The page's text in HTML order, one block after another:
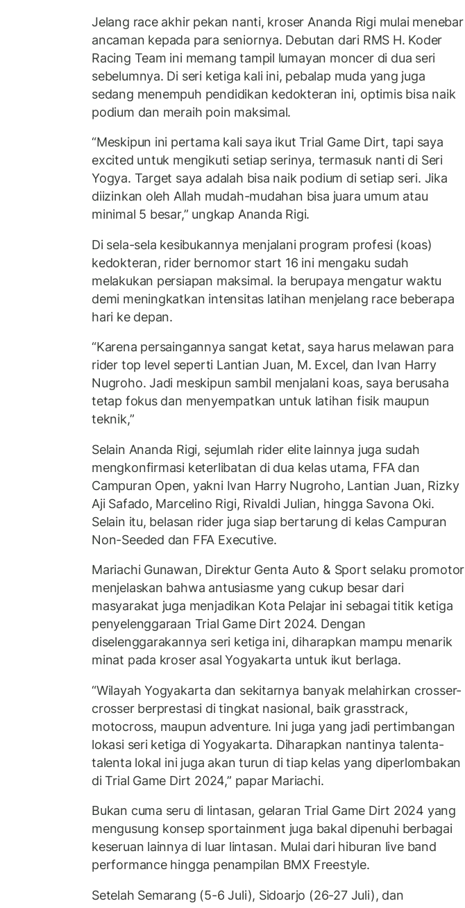
Jelang race akhir pekan nanti, kroser Ananda Rigi mulai menebar
ancaman kepada para seniornya. Debutan dari RMS H. Koder
Racing Team ini memang tampil lumayan moncer di dua seri
sebelumnya. Di seri ketiga kali ini, pebalap muda yang juga
sedang menempuh pendidikan kedokteran ini, optimis bisa naik
podium dan meraih poin maksimal.
“Meskipun ini pertama kali saya ikut Trial Game Dirt, tapi saya
excited untuk mengikuti setiap serinya, termasuk nanti di Seri
Yogya. Target saya adalah bisa naik podium di setiap seri. Jika
diizinkan oleh Allah mudah-mudahan bisa juara umum atau
minimal 5 besar,” ungkap Ananda Rigi.
Di sela-sela kesibukannya menjalani program profesi (koas)
kedokteran, rider bernomor start 16 ini mengaku sudah
melakukan persiapan maksimal. Ia berupaya mengatur waktu
demi meningkatkan intensitas latihan menjelang race beberapa
hari ke depan.
“Karena persaingannya sangat ketat, saya harus melawan para
rider top level seperti Lantian Juan, M. Excel, dan Ivan Harry
Nugroho. Jadi meskipun sambil menjalani koas, saya berusaha
tetap fokus dan menyempatkan untuk latihan fisik maupun
teknik,”
Selain Ananda Rigi, sejumlah rider elite lainnya juga sudah
mengkonfirmasi keterlibatan di dua kelas utama, FFA dan
Campuran Open, yakni Ivan Harry Nugroho, Lantian Juan, Rizky
Aji Safado, Marcelino Rigi, Rivaldi Julian, hingga Savona Oki.
Selain itu, belasan rider juga siap bertarung di kelas Campuran
Non-Seeded dan FFA Executive.
Mariachi Gunawan, Direktur Genta Auto & Sport selaku promotor
menjelaskan bahwa antusiasme yang cukup besar dari
masyarakat juga menjadikan Kota Pelajar ini sebagai titik ketiga
penyelenggaraan Trial Game Dirt 2024. Dengan
diselenggarakannya seri ketiga ini, diharapkan mampu menarik
minat pada kroser asal Yogyakarta untuk ikut berlaga.
“Wilayah Yogyakarta dan sekitarnya banyak melahirkan crosser-
crosser berprestasi di tingkat nasional, baik grasstrack,
motocross, maupun adventure. Ini juga yang jadi pertimbangan
lokasi seri ketiga di Yogyakarta. Diharapkan nantinya talenta-
talenta lokal ini juga akan turun di tiap kelas yang diperlombakan
di Trial Game Dirt 2024,” papar Mariachi.
Bukan cuma seru di lintasan, gelaran Trial Game Dirt 2024 yang
mengusung konsep sportainment juga bakal dipenuhi berbagai
keseruan lainnya di luar lintasan. Mulai dari hiburan live band
performance hingga penampilan BMX Freestyle.
Setelah Semarang (5-6 Juli), Sidoarjo (26-27 Juli), dan